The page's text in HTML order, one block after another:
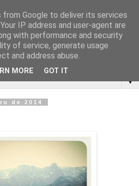
▼
de 2014
from Google to deliver its services
IP address and user-agent are
with performance and security
of service, generate usage
and address abuse.
MORE GOT IT